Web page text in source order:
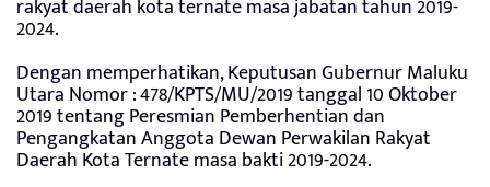
rakyat daerah kota ternate masa jabatan tahun 2019-
2024.
Dengan memperhatikan, Keputusan Gubernur Maluku
Utara Nomor : 478/KPTS/MU/2019 tanggal 10 Oktober
2019 tentang Peresmian Pemberhentian dan
Pengangkatan Anggota Dewan Perwakilan Rakyat
Daerah Kota Ternate masa bakti 2019-2024.